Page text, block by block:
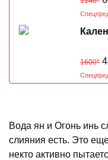
1600*
Вода ян и Огонь инь
слияния есть. Это
некто активно